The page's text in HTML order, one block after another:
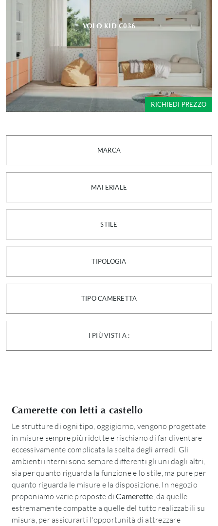
MARCA
MATERIALE
STILE
TIPOLOGIA
TIPO CAMERETTA
I PIÙ VISTI A :
VOLO KID C036
RICHIEDI PREZZO
Camerette con letti a castello
Le strutture di ogni tipo, oggigiorno, vengono progettate
in misure sempre più ridotte e rischiano di far diventare
eccessivamente complicata la scelta degli arredi. Gli
ambienti interni sono sempre differenti gli uni dagli altri,
sia per quanto riguarda la funzione e lo stile, ma pure per
quanto riguarda le misure e la disposizione. In negozio
proponiamo varie proposte diCamerette, da quelle
estremamente compatte a quelle del tutto realizzabili su
misura, per assicurarti l'opportunità di attrezzare